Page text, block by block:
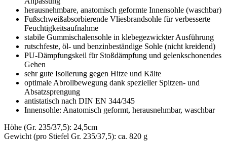
herausnehmbare, anatomisch geformte Innensohle (waschbar)
Fußschweißabsorbierende Vliesbrandsohle für verbesserte
Feuchtigkeitsaufnahme
stabile Gummischalensohle in klebegezwickter Ausführung
rutschfeste, öl- und benzinbeständige Sohle (nicht kreidend)
PU-Dämpfungskeil für Stoßdämpfung und gelenkschonendes
Gehen
sehr gute Isolierung gegen Hitze und Kälte
optimale Abrollbewegung dank spezieller Spitzen- und
Absatzsprengung
antistatisch nach DIN EN 344/345
Innensohle: Anatomisch geformt, herausnehmbar, waschbar
Höhe (Gr. 235/37,5): 24,5cm
Gewicht (pro Stiefel Gr. 235/37,5): ca. 820 g